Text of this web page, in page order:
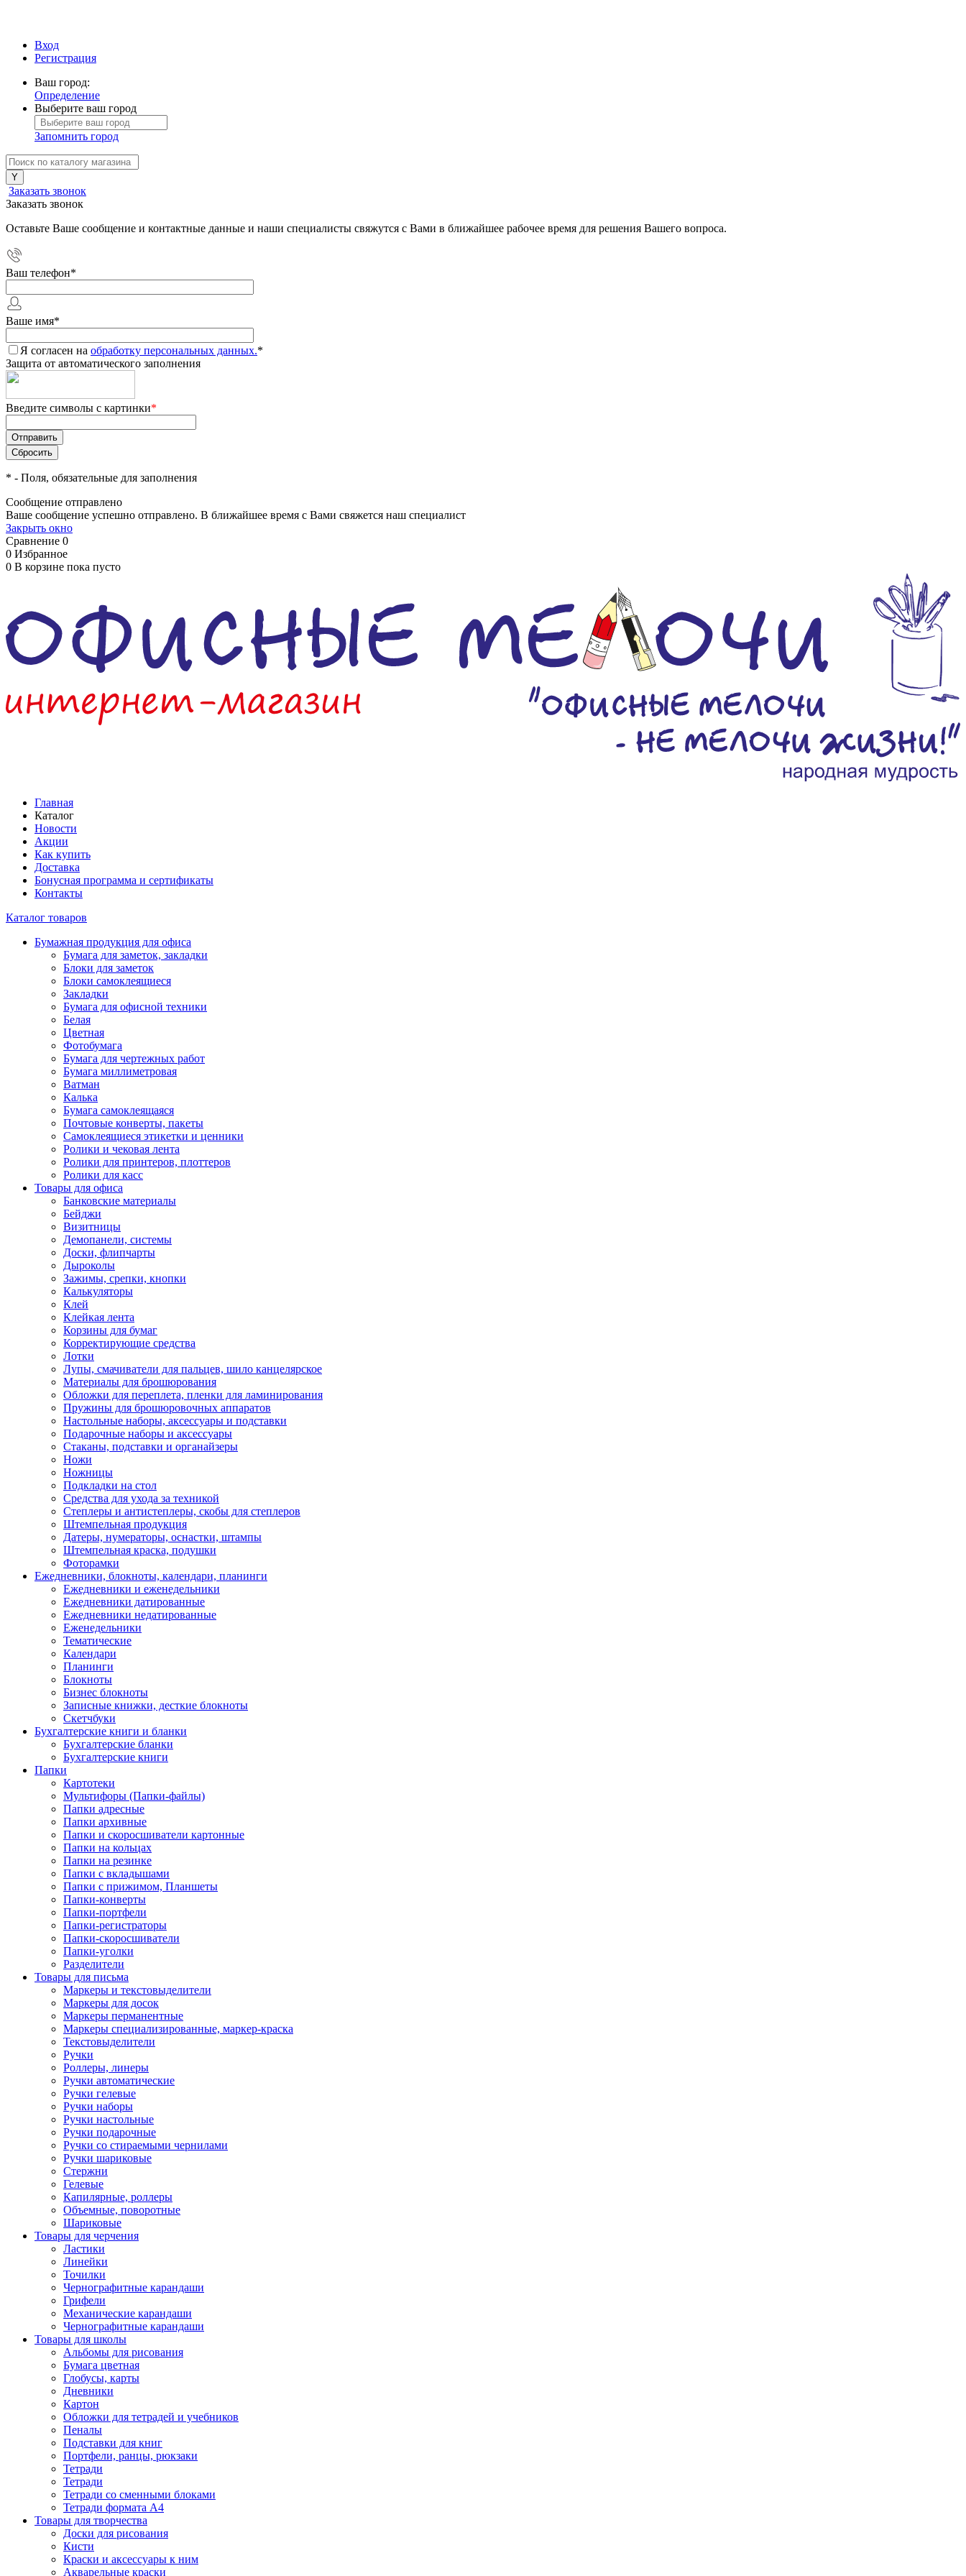
Вход
Регистрация
Ваш город:
Определение
Выберите ваш город
Запомнить город
Заказать звонок
Заказать звонок
Оставьте Ваше сообщение и контактные данные и наши специалисты свяжутся с Вами в ближайшее рабочее время для решения Вашего вопроса.
Ваш телефон*
Ваше имя*
Я согласен на обработку персональных данных.*
Защита от автоматического заполнения
Введите символы с картинки*
* - Поля, обязательные для заполнения
Сообщение отправлено
Ваше сообщение успешно отправлено. В ближайшее время с Вами свяжется наш специалист
Закрыть окно
Сравнение 0
0 Избранное
0 В корзине пока пусто
Главная
Каталог
Новости
Акции
Как купить
Доставка
Бонусная программа и сертификаты
Контакты
Каталог товаров
Бумажная продукция для офиса
Бумага для заметок, закладки
Блоки для заметок
Блоки самоклеящиеся
Закладки
Бумага для офисной техники
Белая
Цветная
Фотобумага
Бумага для чертежных работ
Бумага миллиметровая
Ватман
Калька
Бумага самоклеящаяся
Почтовые конверты, пакеты
Самоклеящиеся этикетки и ценники
Ролики и чековая лента
Ролики для принтеров, плоттеров
Ролики для касс
Товары для офиса
Банковские материалы
Бейджи
Визитницы
Демопанели, системы
Доски, флипчарты
Дыроколы
Зажимы, срепки, кнопки
Калькуляторы
Клей
Клейкая лента
Корзины для бумаг
Корректирующие средства
Лотки
Лупы, смачиватели для пальцев, шило канцелярское
Материалы для брошюрования
Обложки для переплета, пленки для ламинирования
Пружины для брошюровочных аппаратов
Настольные наборы, аксессуары и подставки
Подарочные наборы и аксессуары
Стаканы, подставки и органайзеры
Ножи
Ножницы
Подкладки на стол
Средства для ухода за техникой
Степлеры и антистеплеры, скобы для степлеров
Штемпельная продукция
Датеры, нумераторы, оснастки, штампы
Штемпельная краска, подушки
Фоторамки
Ежедневники, блокноты, календари, планинги
Ежедневники и еженедельники
Ежедневники датированные
Ежедневники недатированные
Еженедельники
Тематические
Календари
Планинги
Блокноты
Бизнес блокноты
Записные книжки, десткие блокноты
Скетчбуки
Бухгалтерские книги и бланки
Бухгалтерские бланки
Бухгалтерские книги
Папки
Картотеки
Мультифоры (Папки-файлы)
Папки адресные
Папки архивные
Папки и скоросшиватели картонные
Папки на кольцах
Папки на резинке
Папки с вкладышами
Папки с прижимом, Планшеты
Папки-конверты
Папки-портфели
Папки-регистраторы
Папки-скоросшиватели
Папки-уголки
Разделители
Товары для письма
Маркеры и текстовыделители
Маркеры для досок
Маркеры перманентные
Маркеры специализированные, маркер-краска
Текстовыделители
Ручки
Роллеры, линеры
Ручки автоматические
Ручки гелевые
Ручки наборы
Ручки настольные
Ручки подарочные
Ручки со стираемыми чернилами
Ручки шариковые
Стержни
Гелевые
Капилярные, роллеры
Объемные, поворотные
Шариковые
Товары для черчения
Ластики
Линейки
Точилки
Чернографитные карандаши
Грифели
Механические карандаши
Чернографитные карандаши
Товары для школы
Альбомы для рисования
Бумага цветная
Глобусы, карты
Дневники
Картон
Обложки для тетрадей и учебников
Пеналы
Подставки для книг
Портфели, ранцы, рюкзаки
Тетради
Тетради
Тетради со сменными блоками
Тетради формата А4
Товары для творчества
Доски для рисования
Кисти
Краски и аксессуары к ним
Акварельные краски